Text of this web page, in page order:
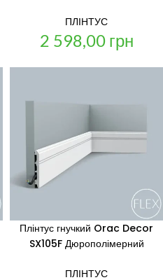
ПЛІНТУС
2 598,00 грн
Плінтус гнучкий Orac Decor
SX105F Дюрополімерний
ПЛІНТУС